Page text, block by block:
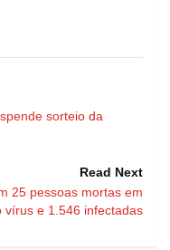
sorteio da
Read Next
25 pessoas mortas em
vírus e 1.546 infectadas